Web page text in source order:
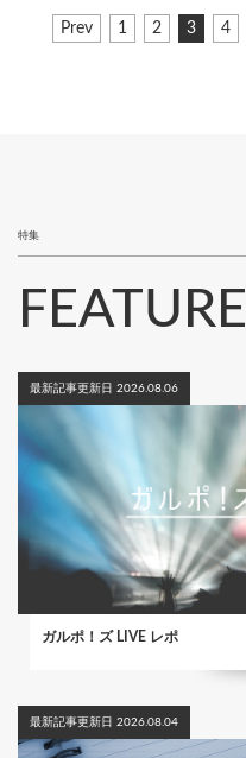
前
Prev
ペ
1
ペ
2
カ
3
ペ
4
特集
FEATURE
最新記事更新日 2026.08.06
ガルポ！ズ LIVE レポ
最新記事更新日 2026.08.04